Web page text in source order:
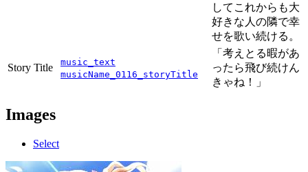
してこれからも大
好きな人の隣で幸
せを歌い続ける。
Story Title
music_text
musicName_0116_storyTitle
「考えとる暇があ
ったら飛び続けん
きゃね！」
Images
Select